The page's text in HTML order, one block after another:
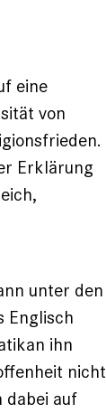
eine
von
Erklärung
unter den
Englisch
ihn
nicht
dabei auf